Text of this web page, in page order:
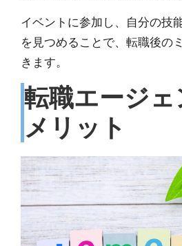
イベントに参加し、自分の技
を見つめることで、転職後の
きます。
転職エージ
メリット